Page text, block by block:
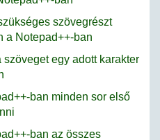
szövegrészt
a Notepad++-ban
egy adott karakter
ban minden sor első
ban az összes